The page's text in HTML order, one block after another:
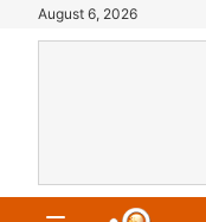
August 6, 2026